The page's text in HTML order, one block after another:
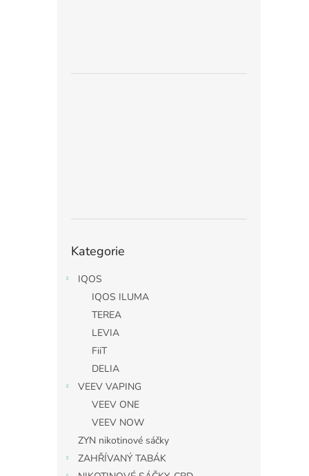
kategorie
Kategorie
IQOS
IQOS ILUMA
TEREA
LEVIA
FiiT
DELIA
VEEV VAPING
VEEV ONE
VEEV NOW
ZYN nikotinové sáčky
ZAHŘÍVANÝ TABÁK